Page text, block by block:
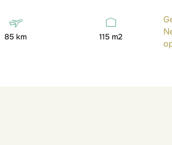
85 km 115 m2